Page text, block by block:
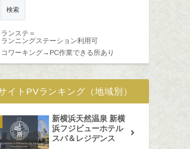
ンステ＝
ニングステーション利用可
ワーキング→ PC作業できる所あり
イトPVランキング（地域別）
新横浜天然温泉 新横
浜フジビューホテル
スパ＆レジデンス